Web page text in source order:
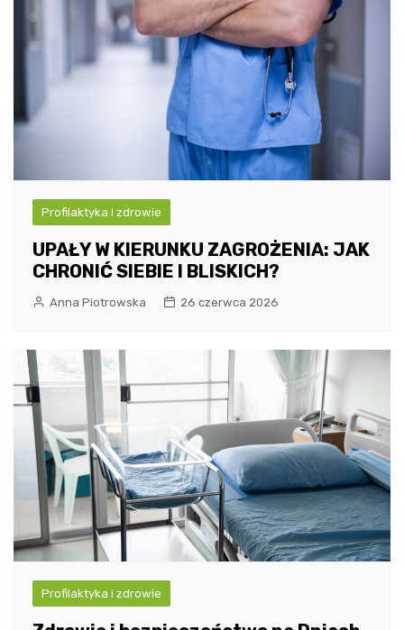
Profilaktyka i zdrowie
UPAŁY W KIERUNKU ZAGROŻENIA: JAK
CHRONIĆ SIEBIE I BLISKICH?
Anna Piotrowska 26 czerwca 2026
Profilaktyka i zdrowie